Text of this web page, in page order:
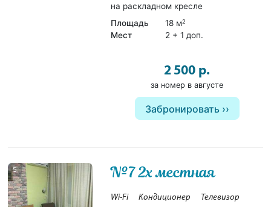
на раскладном кресле
Площадь
18 м2
Мест 2 + 1 доп.
2 500 р.
за номер в августе
Забронировать
5 №7 2х местная
Wi-Fi Кондиционер
Телевизор